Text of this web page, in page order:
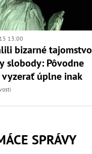
13:00
bizarné tajomstvo
slobody: Pôvodne
vyzerať úplne inak
SPRÁVY